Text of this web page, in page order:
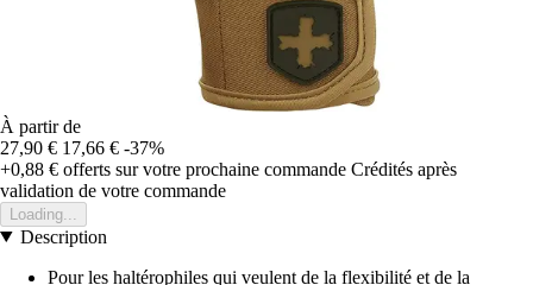
À partir de
27,90 € 17,66 € -37%
+0,88 € offerts sur votre prochaine commande Crédités après
validation de votre commande
Loading...
Description
Pour les haltérophiles qui veulent de la flexibilité et de la